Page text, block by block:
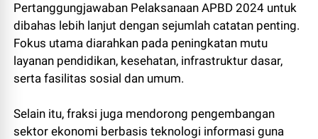
Pertanggungjawaban Pelaksanaan APBD 2024 untuk
dibahas lebih lanjut dengan sejumlah catatan penting.
Fokus utama diarahkan pada peningkatan mutu
layanan pendidikan, kesehatan, infrastruktur dasar,
serta fasilitas sosial dan umum.
Selain itu, fraksi juga mendorong pengembangan
sektor ekonomi berbasis teknologi informasi guna